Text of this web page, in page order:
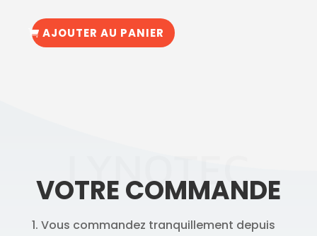
AJOUTER AU PANIER
LYNOTEC
VOTRE COMMANDE
1. Vous commandez tranquillement depuis